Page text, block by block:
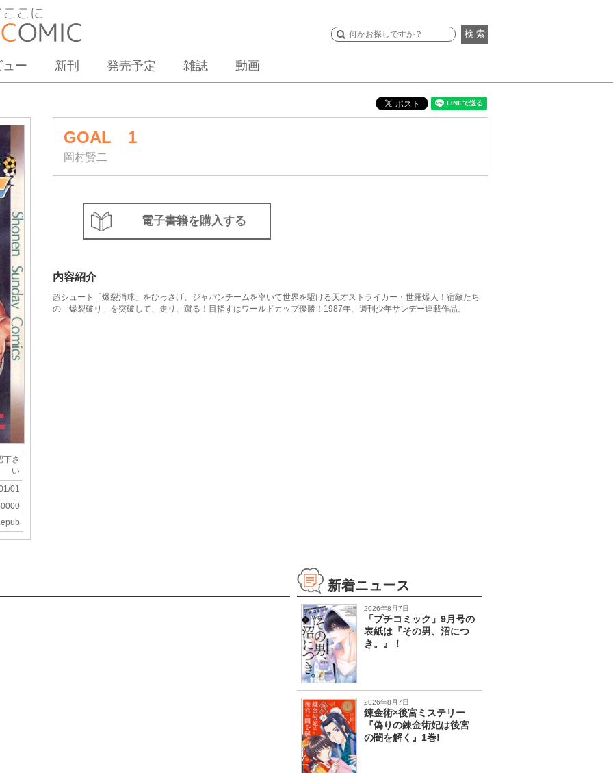
検 索
ー 新刊 発売予定 雑誌 動画
GOAL 1
岡村賢二
下さ
い
01
epub
電子書籍を購入する
内容紹介
超シュート「爆裂消球」をひっさげ、ジャパンチームを率いて世界を駆ける天才ストライカー・世羅爆人！宿敵たち
の「爆裂破り」を突破して、走り、蹴る！目指すはワールドカップ優勝！1987年、週刊少年サンデー連載作品。
新着ニュース
2026年8月7日
「プチコミック」9月号の
表紙は『その男、沼につ
き。』！
2026年8月7日
錬金術×後宮ミステリー
『偽りの錬金術妃は後宮
の闇を解く』1巻!